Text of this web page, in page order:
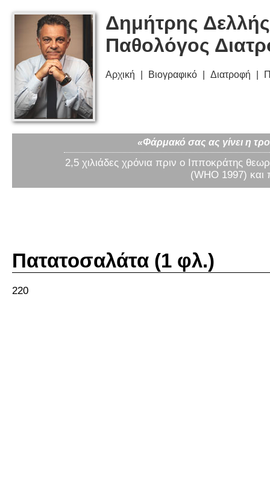
Δημήτρης
Παθολόγος
Αρχική Βιογραφικό Διατροφή
«Φάρμακό σας ας γίνει η
2,5 χιλιάδες χρόνια πριν ο Ιπποκράτης
(WHO 1997) και
Πατατοσαλάτα (1 φλ.)
220